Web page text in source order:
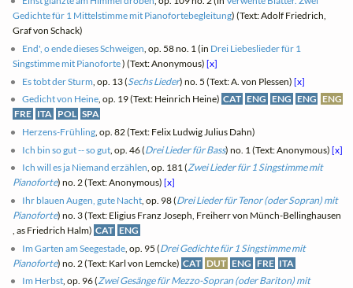
Gedichte für 1 Mittelstimme mit Pianofortebegleitung) (Text: Adolf Friedrich,
Graf von Schack)
End', o ende dieses Schweigen , op. 58 no. 1 (in Drei Liebeslieder für 1
Singstimme mit Pianoforte) (Text: Anonymous)[x]
Es tobt der Sturm , op. 13 (Sechs Lieder) no. 5 (Text: A. von Plessen)[x]
Gedicht von Heine, op. 19 (Text: Heinrich Heine) CAT ENG ENG ENG ENG
FRE ITA POL SPA
Herzens-Frühling , op. 82 (Text: Felix Ludwig Julius Dahn)
Ich bin so gut -- so gut , op. 46 (Drei Lieder für Bass) no. 1 (Text: Anonymous)[x]
Ich will es ja Niemand erzählen, op. 181 (Zwei Lieder für 1 Singstimme mit
Pianoforte) no. 2 (Text: Anonymous)[x]
Ihr blauen Augen, gute Nacht , op. 98 (Drei Lieder für Tenor (oder Sopran) mit
Pianoforte) no. 3 (Text: Eligius Franz Joseph, Freiherr von Münch-Bellinghausen
, as Friedrich Halm) CAT ENG
Im Garten am Seegestade , op. 95 (Drei Gedichte für 1 Singstimme mit
Pianoforte) no. 2 (Text: Karl von Lemcke) CAT DUT ENG FRE ITA
Im Herbst, op. 96 (Zwei Gesänge für Mezzo-Sopran (oder Bariton) mit